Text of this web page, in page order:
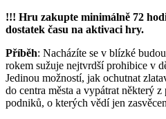
!!! Hru zakupte minimálně 72
dostatek času na aktivaci hry.
Příběh: Nacházíte se v blízké
rokem sužuje nejtvrdší prohibice v
Jedinou možností, jak ochutnat
do centra města a vypátrat některý
podniků, o kterých vědí jen